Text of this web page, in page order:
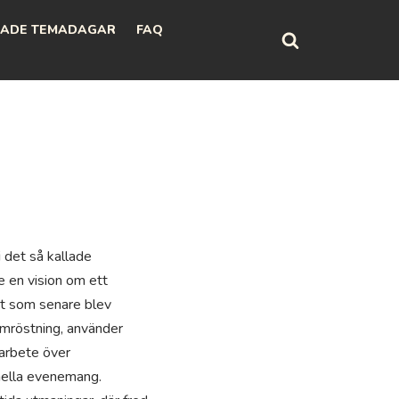
TEMADAGAR
FAQ
det så kallade
en vision om ett
som senare blev
använder
över
evenemang.